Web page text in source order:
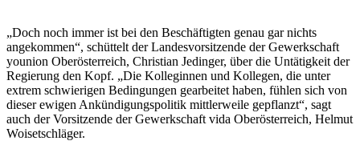
„Doch noch immer ist bei den Beschäftigten genau gar nichts
angekommen“, schüttelt der Landesvorsitzende der Gewerkschaft
younion Oberösterreich, Christian Jedinger, über die Untätigkeit der
Regierung den Kopf. „Die Kolleginnen und Kollegen, die unter
extrem schwierigen Bedingungen gearbeitet haben, fühlen sich von
dieser ewigen Ankündigungspolitik mittlerweile gepflanzt“, sagt
auch der Vorsitzende der Gewerkschaft vida Oberösterreich, Helmut
Woisetschläger.